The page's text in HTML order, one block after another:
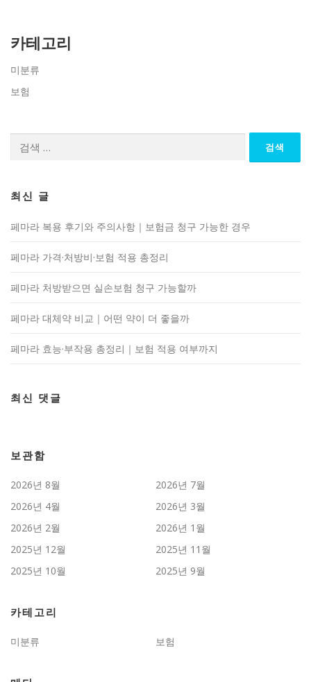
카테고리
미분류
보험
최신 글
페마라 복용 후기와 주의사항｜보험금 청구 가능한 경우
페마라 가격·처방비·보험 적용 총정리
페마라 처방받으면 실손보험 청구 가능할까
페마라 대체약 비교｜어떤 약이 더 좋을까
페마라 효능·부작용 총정리｜보험 적용 여부까지
최신 댓글
보관함
2026년 8월
2026년 7월
2026년 4월
2026년 3월
2026년 2월
2026년 1월
2025년 12월
2025년 11월
2025년 10월
2025년 9월
카테고리
미분류 보험